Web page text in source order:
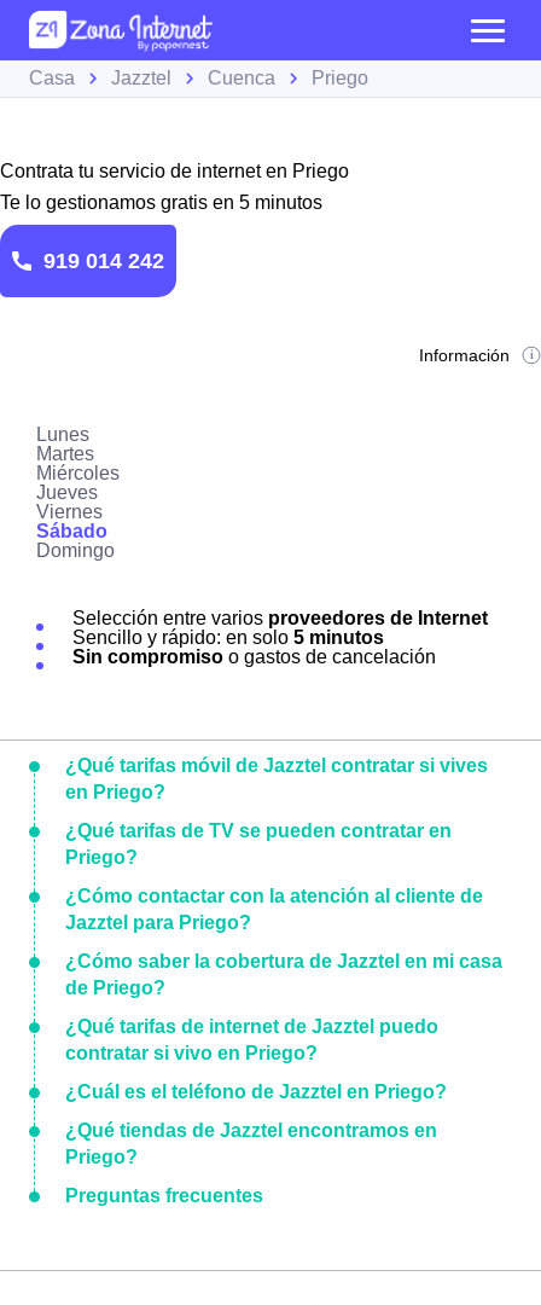
Casa Jazztel Cuenca Priego
Contrata tu servicio de internet en Priego
Te lo gestionamos gratis en 5 minutos
919 014 242
Información
Lunes
Martes
Miércoles
Jueves
Viernes
Sábado
Domingo
Selección entre varios proveedores de Internet
Sencillo y rápido: en solo 5 minutos
Sin compromiso o gastos de cancelación
¿Qué tarifas móvil de Jazztel contratar si vives
en Priego?
¿Qué tarifas de TV se pueden contratar en
Priego?
¿Cómo contactar con la atención al cliente de
Jazztel para Priego?
¿Cómo saber la cobertura de Jazztel en mi casa
de Priego?
¿Qué tarifas de internet de Jazztel puedo
contratar si vivo en Priego?
¿Cuál es el teléfono de Jazztel en Priego?
¿Qué tiendas de Jazztel encontramos en
Priego?
Preguntas frecuentes